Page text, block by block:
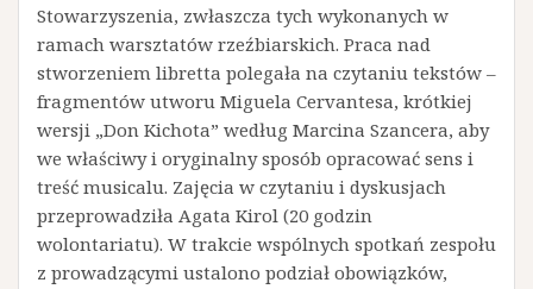
Stowarzyszenia, zwłaszcza tych wykonanych w
ramach warsztatów rzeźbiarskich. Praca nad
stworzeniem libretta polegała na czytaniu tekstów –
fragmentów utworu Miguela Cervantesa, krótkiej
wersji „Don Kichota” według Marcina Szancera, aby
we właściwy i oryginalny sposób opracować sens i
treść musicalu. Zajęcia w czytaniu i dyskusjach
przeprowadziła Agata Kirol (20 godzin
wolontariatu). W trakcie wspólnych spotkań zespołu
z prowadzącymi ustalono podział obowiązków,